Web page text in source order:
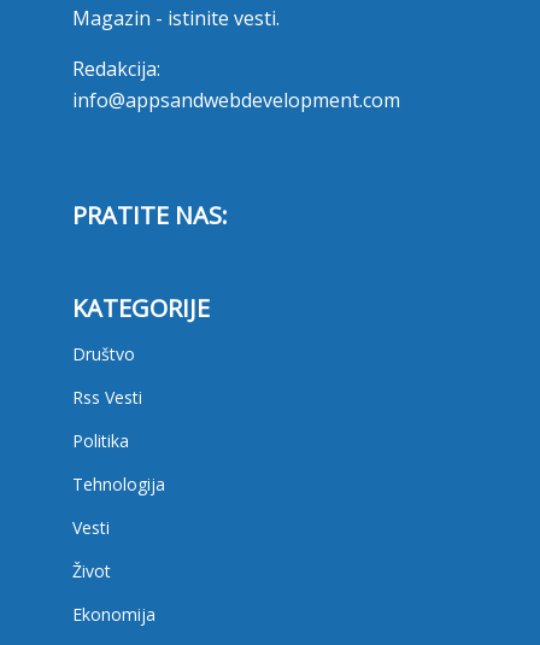
Magazin - istinite vesti.
Redakcija:
info@appsandwebdevelopment.com
PRATITE NAS:
KATEGORIJE
Društvo
Rss Vesti
Politika
Tehnologija
Vesti
Život
Ekonomija